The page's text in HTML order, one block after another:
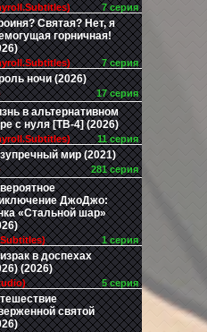
7 серия
Святая? Нет, я
горничная!
7 серия
ночи (2026)
17 серия
в альтернативном
с нуля [ТВ-4] (2026)
11 серия
мир (2021)
281 серия
ДжоДжо:
«Стальной шар»
1 серия
в доспехах
(2026)
5 серия
святой